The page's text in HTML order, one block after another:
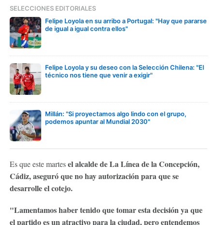
SELECCIONES EDITORIALES
Felipe Loyola en su arribo a Portugal: "Hay que pararse
de igual a igual contra ellos"
Felipe Loyola y su deseo con la Selección Chilena: "El
técnico nos tiene que venir a exigir"
Millán: "Si proyectamos algo lindo con el grupo,
podemos apuntar al Mundial 2030"
Es que este martesel alcalde de La Línea de la Concepción,
Cádiz, aseguró que no hay autorización para que se
desarrolle el cotejo.
"Lamentamos haber tenido que tomar esta decisión ya que
el partido es un atractivo para la ciudad, pero entendemos